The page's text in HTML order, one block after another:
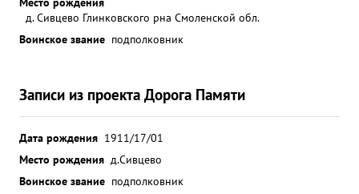
д. Сивцево Глинковского рна Смоленской обл.
Воинское звание подполковник
Записи из проекта Дорога Памяти
Дата рождения 1911/17/01
Место рождения д.Сивцево
Воинское звание подполковник